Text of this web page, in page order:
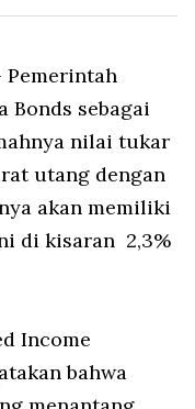
Pemerintah
Bonds sebagai
nilai tukar
utang dengan
akan memiliki
di kisaran 2,3%
Income
bahwa